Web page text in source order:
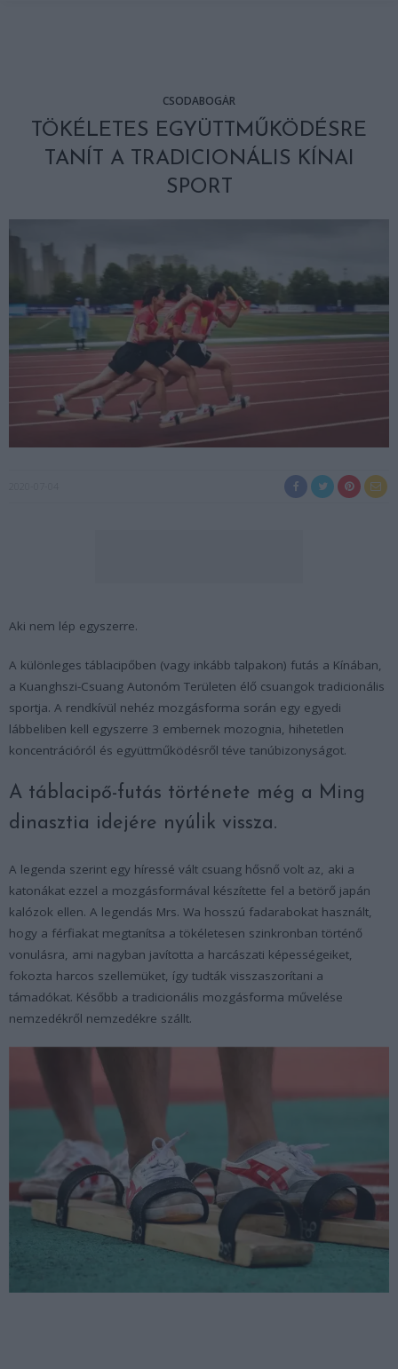
CSODABOGÁR
TÖKÉLETES EGYÜTTMŰKÖDÉSRE
TANÍT A TRADICIONÁLIS KÍNAI
SPORT
Aki nem lép egyszerre.
A különleges táblacipőben (vagy inkább talpakon) futás a Kínában,
a Kuanghszi-Csuang Autonóm Területen élő csuangok tradicionális
sportja. A rendkívül nehéz mozgásforma során egy egyedi
lábbeliben kell egyszerre 3 embernek mozognia, hihetetlen
koncentrációról és együttműködésről téve tanúbizonyságot.
A táblacipő-futás története még a Ming
dinasztia idejére nyúlik vissza.
A legenda szerint egy híressé vált csuang hősnő volt az, aki a
katonákat ezzel a mozgásformával készítette fel a betörő japán
kalózok ellen. A legendás Mrs. Wa hosszú fadarabokat használt,
hogy a férfiakat megtanítsa a tökéletesen szinkronban történő
vonulásra, ami nagyban javította a harcászati képességeiket,
fokozta harcos szellemüket, így tudták visszaszorítani a
támadókat. Később a tradicionális mozgásforma művelése
nemzedékről nemzedékre szállt.